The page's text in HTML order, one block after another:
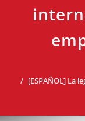
[ESPAÑOL] La